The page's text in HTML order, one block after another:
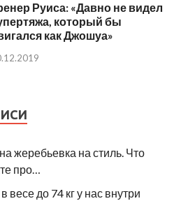
Руиса: «Давно не видел
который бы
как Джошуа»
жеребьевка на стиль. Что
про…
весе до 74 кг у нас внутри